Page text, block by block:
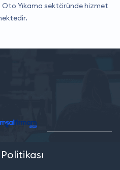
Oto Yıkama sektöründe hizmet